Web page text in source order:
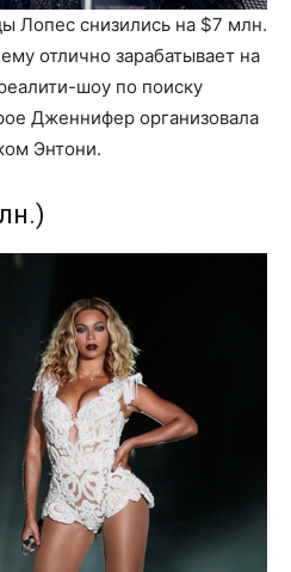
Лопес снизились на $7 млн.
отлично зарабатывает на
шоу по поиску
Дженнифер организовала
Энтони.